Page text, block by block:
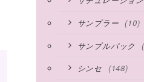
サンプラー (10)
サンプルパック
シンセ (148)